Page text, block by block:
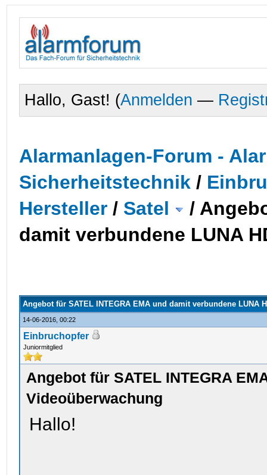
Hallo, Gast! (Anmelden —
Alarmanlagen-Forum -
Sicherheitstechnik /
Hersteller/ Satel /
damit verbundene LUNA
Angebot für SATEL INTEGRA EMA und damit verbundene LUNA
14-06-2016, 00:22
Einbruchopfer
Juniormitglied
Angebot für SATEL INTEGRA
Videoüberwachung
Hallo!